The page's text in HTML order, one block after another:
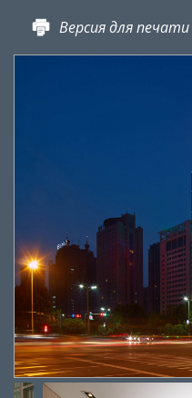
Версия для печати